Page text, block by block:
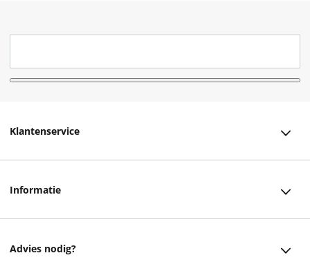
Klantenservice
Informatie
Advies nodig?